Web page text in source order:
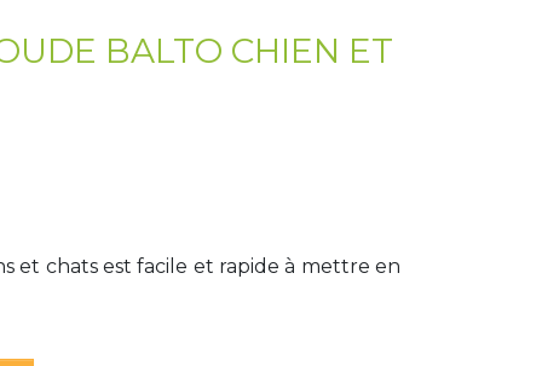
BALTO CHIEN ET
et chats est facile et rapide à mettre en